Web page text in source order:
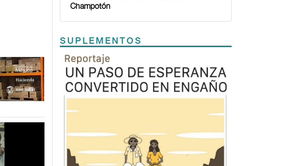
Champotón
SUPLEMENTOS
Previous
TODOS LOS SUPLEMENTOS